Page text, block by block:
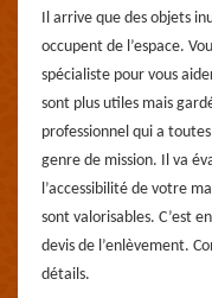
Il arrive que des objets
occupent de l’espace.
spécialiste pour vous
sont plus utiles mais
professionnel qui a
genre de mission. Il va
l’accessibilité de votre
sont valorisables. C’est
devis de l’enlèvement.
détails.